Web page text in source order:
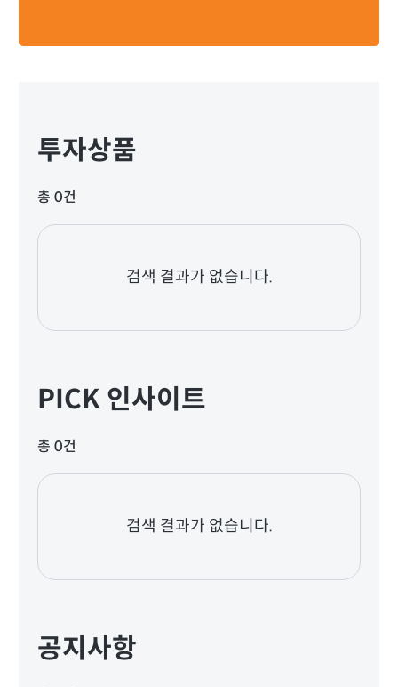
투자상품
총 0건
검색 결과가 없습니다.
PICK 인사이트
총 0건
검색 결과가 없습니다.
공지사항